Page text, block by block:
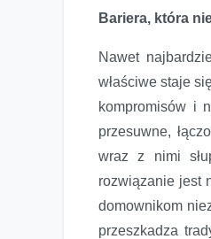
Bariera, która
Nawet
właściwe staje
kompromisów i
przesuwne,
wraz z nimi
rozwiązanie jest
domownikom
przeszkadza